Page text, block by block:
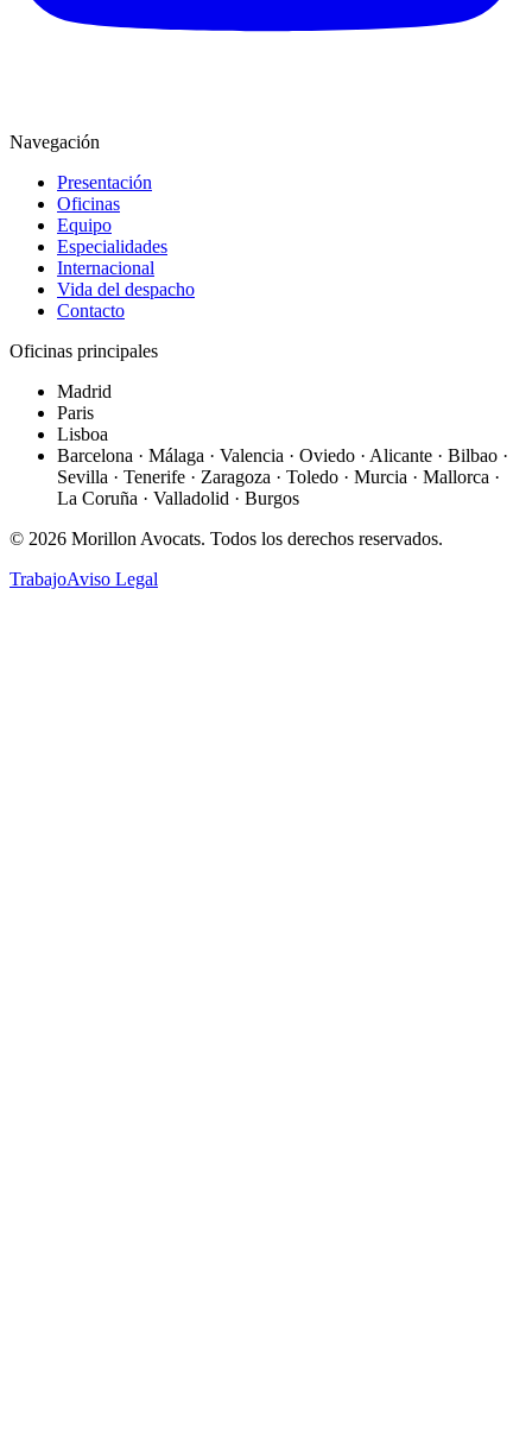
Navegación
Presentación
Oficinas
Equipo
Especialidades
Internacional
Vida del despacho
Contacto
Oficinas principales
Madrid
Paris
Lisboa
Barcelona · Málaga · Valencia · Oviedo · Alicante · Bilbao ·
Sevilla · Tenerife · Zaragoza · Toledo · Murcia · Mallorca ·
La Coruña · Valladolid · Burgos
© 2026 Morillon Avocats. Todos los derechos reservados.
TrabajoAviso Legal